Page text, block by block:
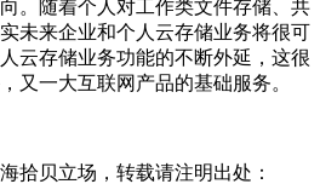
。随着个人对工作类文件存储、共
未来企业和个人云存储业务将很可
云存储业务功能的不断外延，这很
又一大互联网产品的基础服务。
拾贝立场，转载请注明出处：